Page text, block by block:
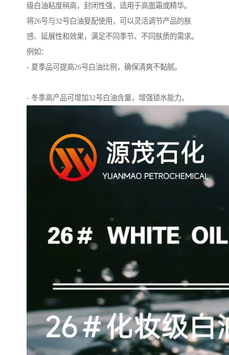
级白油粘度稍高，封闭性强，适用于高面霜或精华。
将26号与32号白油复配使用，可以灵活调节产品的肤
感、延展性和效果，满足不同季节、不同肤质的需求。
例如：
- 夏季品可提高26号白油比例，确保清爽不黏腻。
- 冬季高产品可增加32号白油含量，增强锁水能力。